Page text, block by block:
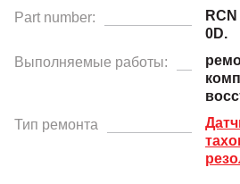
Part number:
0D.
Выполняемые работы:
Тип ремонта